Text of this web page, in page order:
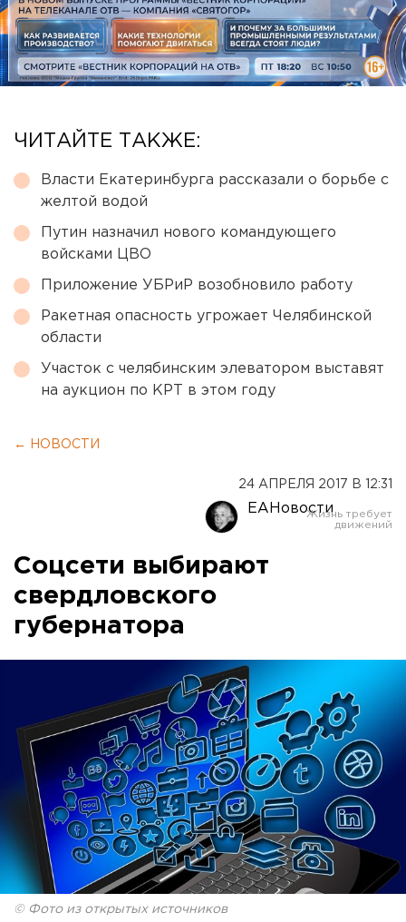
ЧИТАЙТЕ ТАКЖЕ:
Власти Екатеринбурга рассказали о борьбе с
желтой водой
Путин назначил нового командующего
войсками ЦВО
Приложение УБРиР возобновило работу
Ракетная опасность угрожает Челябинской
области
Участок с челябинским элеватором выставят
на аукцион по КРТ в этом году
← НОВОСТИ
24 АПРЕЛЯ 2017 В 12:31
ЕАНовости
Соцсети выбирают
свердловского
губернатора
© Фото из открытых источников